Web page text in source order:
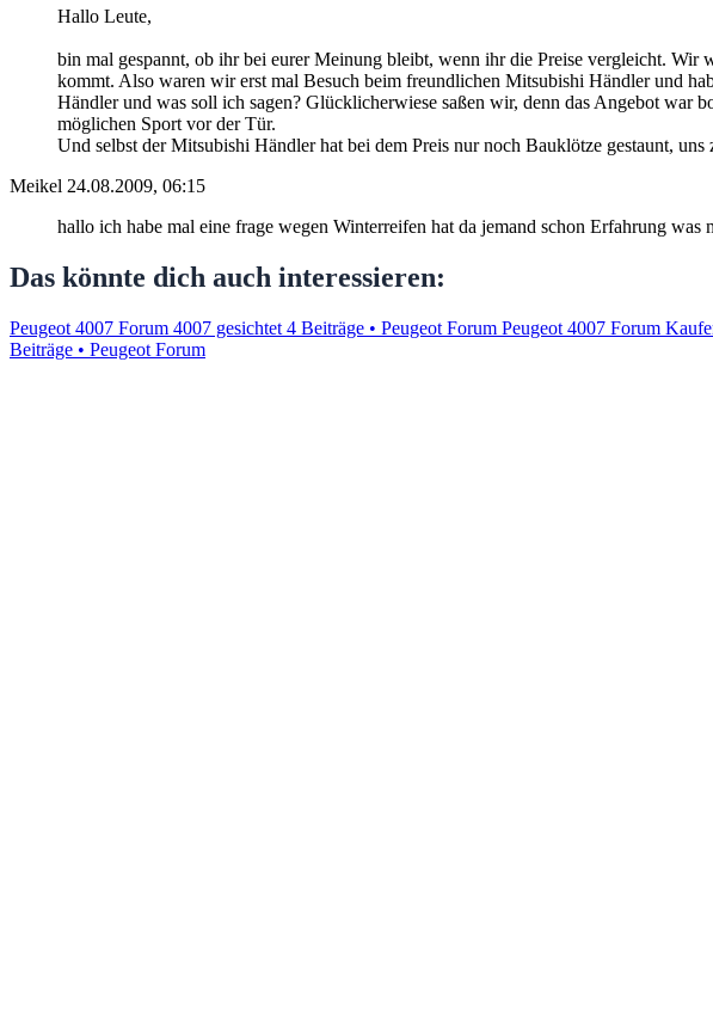
Hallo Leute,
bin mal gespannt, ob ihr bei eurer Meinung bleibt, wenn ihr die Preise vergleicht.
kommt. Also waren wir erst mal Besuch beim freundlichen Mitsubishi Händler und
Händler und was soll ich sagen? Glücklicherwiese saßen wir, denn das Angebot war
möglichen Sport vor der Tür.
Und selbst der Mitsubishi Händler hat bei dem Preis nur noch Bauklötze gestaunt,
Meikel 24.08.2009, 06:15
hallo ich habe mal eine frage wegen Winterreifen hat da jemand schon Erfahrung
Das könnte dich auch interessieren:
Peugeot 4007 Forum 4007 gesichtet 4 Beiträge • Peugeot Forum Peugeot 4007 Forum
Beiträge • Peugeot Forum